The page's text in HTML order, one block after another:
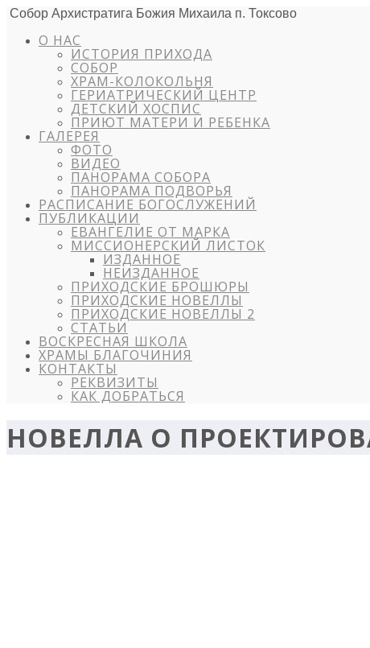
Собор Архистратига Божия Михаила п. Токсово
О НАС
ИСТОРИЯ ПРИХОДА
СОБОР
ХРАМ-КОЛОКОЛЬНЯ
ГЕРИАТРИЧЕСКИЙ ЦЕНТР
ДЕТСКИЙ ХОСПИС
ПРИЮТ МАТЕРИ И РЕБЕНКА
ГАЛЕРЕЯ
ФОТО
ВИДЕО
ПАНОРАМА СОБОРА
ПАНОРАМА ПОДВОРЬЯ
РАСПИСАНИЕ БОГОСЛУЖЕНИЙ
ПУБЛИКАЦИИ
ЕВАНГЕЛИЕ ОТ МАРКА
МИССИОНЕРСКИЙ ЛИСТОК
ИЗДАННОЕ
НЕИЗДАННОЕ
ПРИХОДСКИЕ БРОШЮРЫ
ПРИХОДСКИЕ НОВЕЛЛЫ
ПРИХОДСКИЕ НОВЕЛЛЫ 2
СТАТЬИ
ВОСКРЕСНАЯ ШКОЛА
ХРАМЫ БЛАГОЧИНИЯ
КОНТАКТЫ
РЕКВИЗИТЫ
КАК ДОБРАТЬСЯ
НОВЕЛЛА О